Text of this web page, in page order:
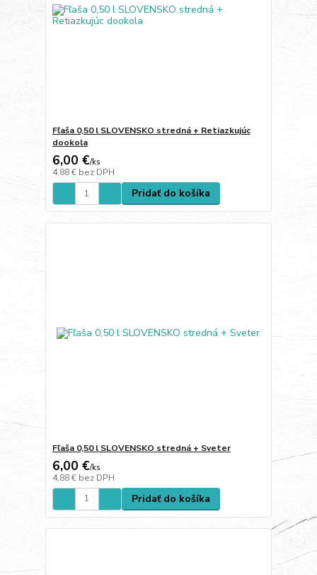
Fľaša 0,50 l SLOVENSKO stredná + Retiazkujúc
dookola
6,00 €/ks
4,88 € bez DPH
Pridať do košíka
Fľaša 0,50 l SLOVENSKO stredná + Sveter
6,00 €/ks
4,88 € bez DPH
Pridať do košíka